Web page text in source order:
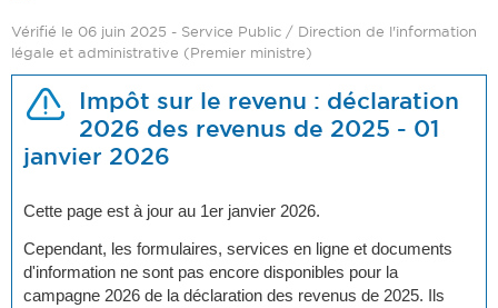
Vérifié le 06 juin 2025 - Service Public / Direction de l'information
légale et administrative (Premier ministre)
Impôt sur le revenu : déclaration
2026 des revenus de 2025 - 01
janvier 2026
Cette page est à jour au 1er janvier 2026.
Cependant, les formulaires, services en ligne et documents
d'information ne sont pas encore disponibles pour la
campagne 2026 de la déclaration des revenus de 2025. Ils